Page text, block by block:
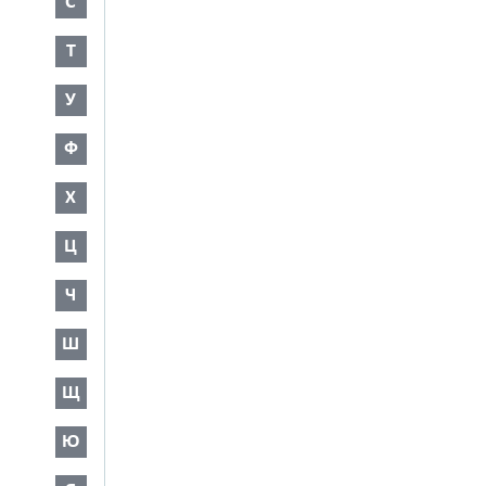
Т
У
Ф
Х
Ц
Ч
Ш
Щ
Ю